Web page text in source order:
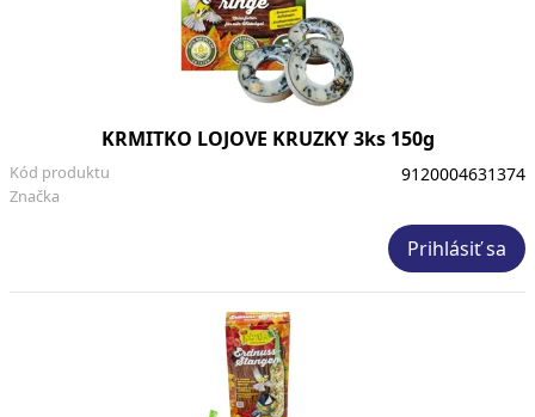
KRMITKO LOJOVE KRUZKY 3ks 150g
Značka
Kód produktu 9120004631374
Prihlásiť sa